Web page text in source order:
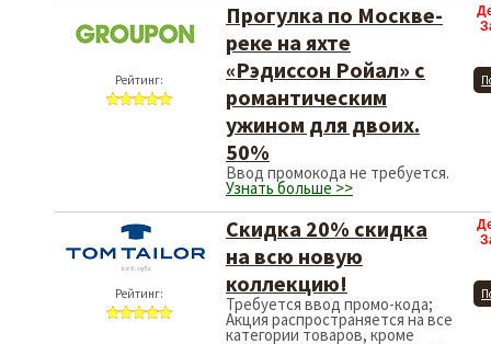
Рейтинг:
Прогулка по Москве-
реке на яхте
«Рэдиссон Ройал» с
романтическим
ужином для двоих.
50%
Ввод промокода не требуется.
Узнать больше >>
Рейтинг:
Скидка 20% скидка
на всю новую
коллекцию!
Требуется ввод промо-кода;
Акция распространяется на все
категории товаров, кроме